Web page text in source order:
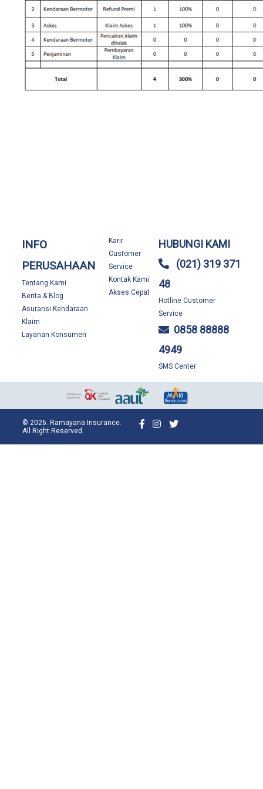
INFO
PERUSAHAAN
Tentang Kami
Berita & Blog
Asuransi Kendaraan
Klaim
Layanan Konsumen
Karir
Customer
Service
Kontak Kami
Akses Cepat
HUBUNGI KAMI
(021) 319 371
48
Hotline Customer
Service
0858 88888
4949
SMS Center
© 2026. Ramayana Insurance.
All Right Reserved.